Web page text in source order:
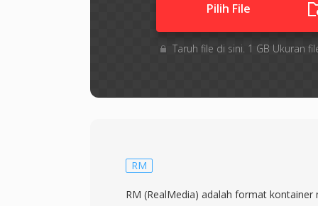
Pilih File
Taruh file di sini. 1 GB Ukuran
RM
RM (RealMedia) adalah format